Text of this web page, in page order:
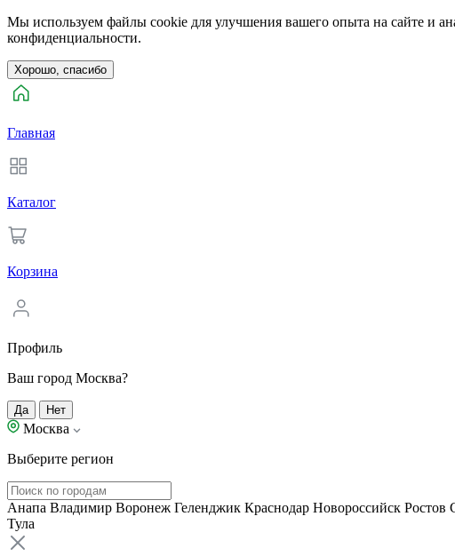
Мы используем файлы cookie для улучшения вашего опыта на сайте и
конфиденциальности.
Хорошо, спасибо
Главная
Каталог
Корзина
Профиль
Ваш город Москва?
Да Нет
Москва
Выберите регион
Анапа Владимир Воронеж Геленджик Краснодар Новороссийск Ростов
Тула